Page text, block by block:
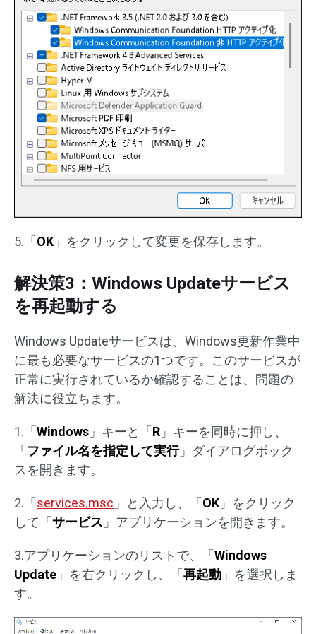
5.「 OK 」をクリックして変更を保存します。
解決策3：Windows Updateサービス
を再起動する
Windows Updateサービスは、Windows更新作業中
に最も必要なサービスの1つです。このサービスが
正常に実行されているか確認することは、問題の
解決に役立ちます。
1.「 Windows 」キーと「 R 」キーを同時に押し、
「 ファイル名を指定して実行」ダイアログボック
スを開きます。
2.「 services.msc 」と入力し、「 OK 」をクリック
して「 サービス 」アプリケーションを開きます。
3.アプリケーションのリストで、「 Windows
Update 」を右クリックし、「 再起動 」を選択しま
す。